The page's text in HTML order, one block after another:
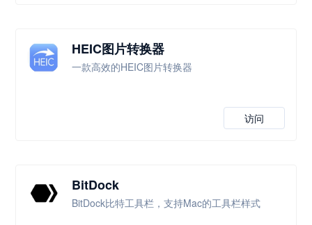
HEIC图片转换器
一款高效的HEIC图片转换器
访问
BitDock
BitDock比特工具栏，支持Mac的工具栏样式